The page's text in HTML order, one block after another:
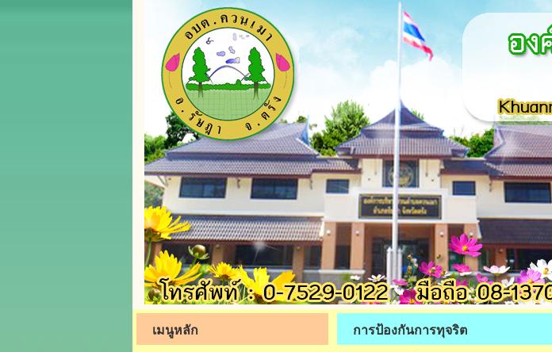
เมนูหลัก การป้องกันการทุจริต